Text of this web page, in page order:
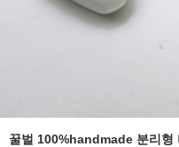
꿀벌 100%handmade 분리형